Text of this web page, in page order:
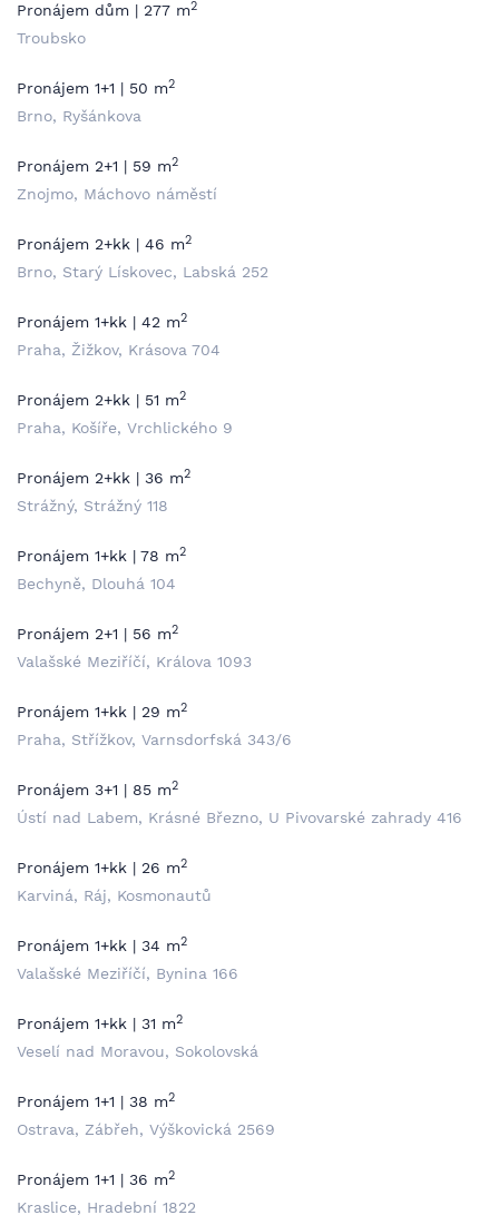
Pronájem dům | 277 m2
Troubsko
Pronájem 1+1 | 50 m2
Brno, Ryšánkova
Pronájem 2+1 | 59 m2
Znojmo, Máchovo náměstí
Pronájem 2+kk | 46 m2
Brno, Starý Lískovec, Labská 252
Pronájem 1+kk | 42 m2
Praha, Žižkov, Krásova 704
Pronájem 2+kk | 51 m2
Praha, Košíře, Vrchlického 9
Pronájem 2+kk | 36 m2
Strážný, Strážný 118
Pronájem 1+kk | 78 m2
Bechyně, Dlouhá 104
Pronájem 2+1 | 56 m2
Valašské Meziříčí, Králova 1093
Pronájem 1+kk | 29 m2
Praha, Střížkov, Varnsdorfská 343/6
Pronájem 3+1 | 85 m2
Ústí nad Labem, Krásné Březno, U Pivovarské zahrady 416
Pronájem 1+kk | 26 m2
Karviná, Ráj, Kosmonautů
Pronájem 1+kk | 34 m2
Valašské Meziříčí, Bynina 166
Pronájem 1+kk | 31 m2
Veselí nad Moravou, Sokolovská
Pronájem 1+1 | 38 m2
Ostrava, Zábřeh, Výškovická 2569
Pronájem 1+1 | 36 m2
Kraslice, Hradební 1822